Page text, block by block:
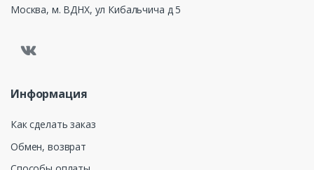
Москва, м. ВДНХ, ул Кибальчича д 5
Информация
Как сделать заказ
Обмен, возврат